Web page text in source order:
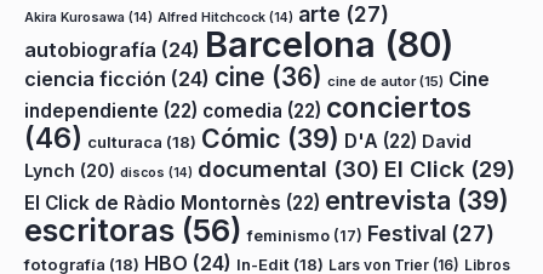
Akira Kurosawa (14) Alfred Hitchcock (14) arte (27)
autobiografía (24) Barcelona (80)
ciencia ficción (24) cine (36) cine de autor(15) Cine
independiente (22) comedia (22) conciertos
(46) culturaca (18) Cómic (39) D'A (22) David
Lynch (20) discos (14) documental (30) El Click (29)
El Click de Ràdio Montornès (22) entrevista (39)
escritoras (56) feminismo (17) Festival (27)
fotografía (18) HBO (24) In-Edit (18) Lars von Trier (16) Libros